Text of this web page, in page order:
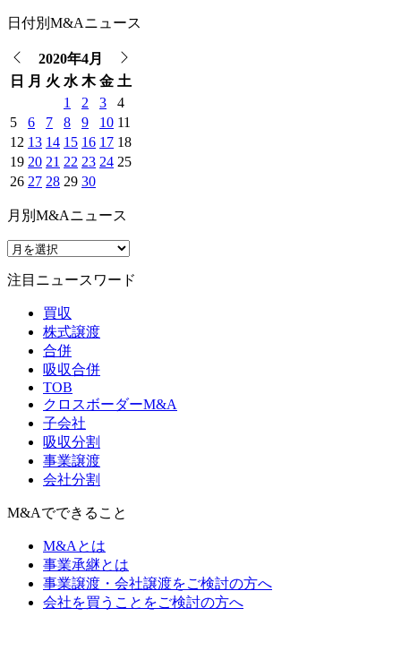
日付別M&Aニュース
2020年4月
日 月 火 水 木 金 土
1
2 3
4
5
6 7 8 9 10 11
12 13 14 15 16 17 18
19 20 21 22 23 24 25
26 27 28 29 30
月別M&Aニュース
注目ニュースワード
買収
株式譲渡
合併
吸収合併
TOB
クロスボーダーM&A
子会社
吸収分割
事業譲渡
会社分割
M&Aでできること
M&Aとは
事業承継とは
事業譲渡・会社譲渡をご検討の方へ
会社を買うことをご検討の方へ